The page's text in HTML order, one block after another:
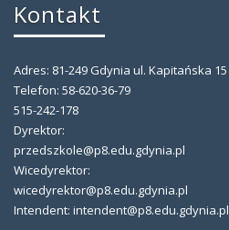
Kontakt
Adres: 81-249 Gdynia ul. Kapitańska 15
Telefon: 58-620-36-79
515-242-178
Dyrektor:
przedszkole@p8.edu.gdynia.pl
Wicedyrektor:
wicedyrektor@p8.edu.gdynia.pl
Intendent: intendent@p8.edu.gdynia.pl